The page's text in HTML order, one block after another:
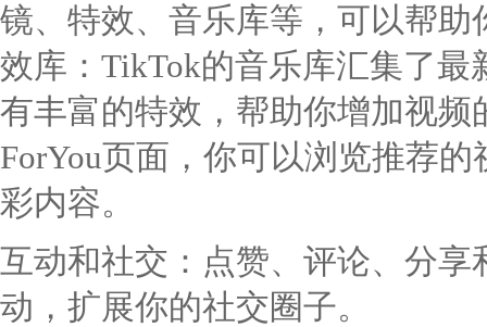
镜、特效、音乐库等，可以帮
效库：TikTok的音乐库汇集了
有丰富的特效，帮助你增加视
ForYou页面，你可以浏览推荐
彩内容。
互动和社交：点赞、评论、分
动，扩展你的社交圈子。